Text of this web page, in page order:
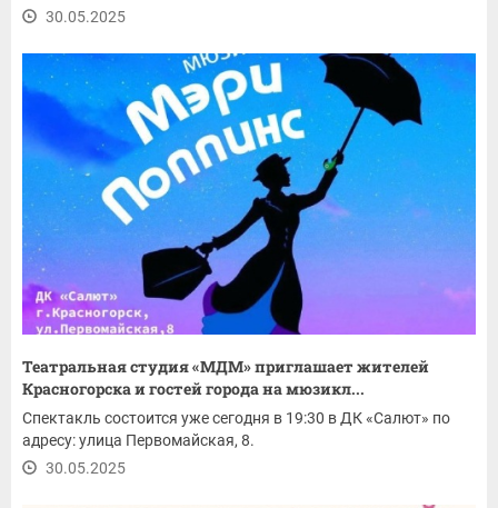
30.05.2025
Театральная студия «МДМ» приглашает жителей
Красногорска и гостей города на мюзикл...
Спектакль состоится уже сегодня в 19:30 в ДК «Салют» по
адресу: улица Первомайская, 8.
30.05.2025